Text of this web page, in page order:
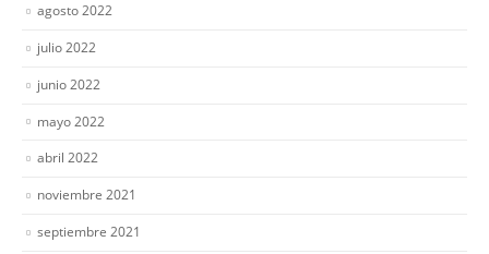
agosto 2022
julio 2022
junio 2022
mayo 2022
abril 2022
noviembre 2021
septiembre 2021